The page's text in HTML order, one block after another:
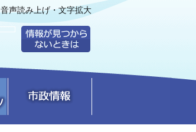
音声読み上げ・文字拡大